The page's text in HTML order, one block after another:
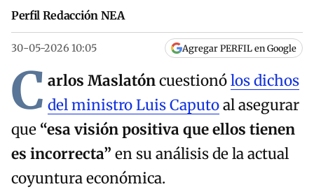
Perfil Redacción NEA
30-05-2026 10:05 Agregar PERFIL en Google
C arlos Maslatóncuestionólos dichos
delministro Luis Caputoal asegurar
que “esa visión positiva que ellos tienen
es incorrecta” en su análisis de la actual
coyuntura económica.